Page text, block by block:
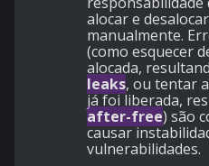
alocar e
manualmente.
(como esquecer
alocada,
leaks, ou tentar
já foi liberada,
after-free) são
causar
vulnerabilidades.